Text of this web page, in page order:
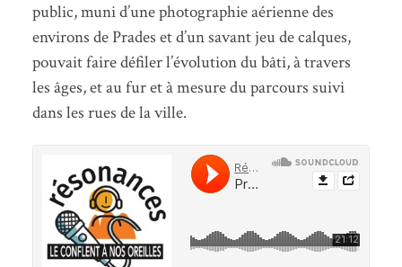
public, muni d’une photographie aérienne des
environs de Prades et d’un savant jeu de calques,
pouvait faire défiler l’évolution du bâti, à travers
les âges, et au fur et à mesure du parcours suivi
dans les rues de la ville.